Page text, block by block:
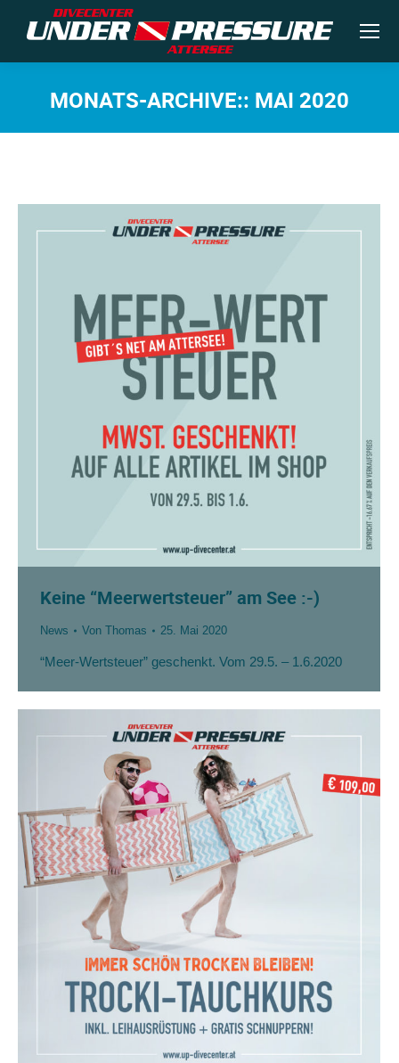
MONATS-ARCHIVE:: MAI 2020
Keine “Meerwertsteuer” am See :-)
News Von Thomas 25. Mai 2020
“Meer-Wertsteuer” geschenkt. Vom 29.5. – 1.6.2020